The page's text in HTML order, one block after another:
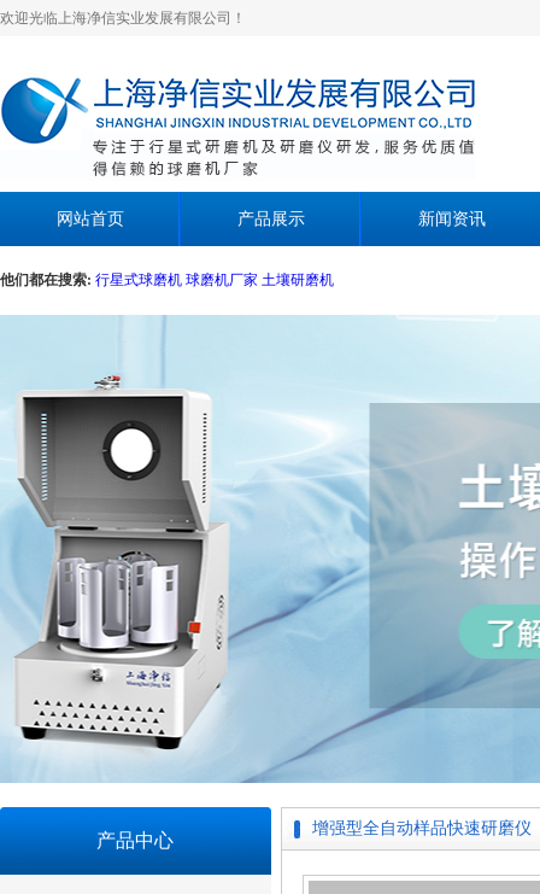
欢迎光临上海净信实业发展有限公司！
网站首页 产品展示 新闻资讯
他们都在搜索: 行星式球磨机 球磨机厂家 土壤研磨机
产品中心
增强型全自动样品快速研磨仪